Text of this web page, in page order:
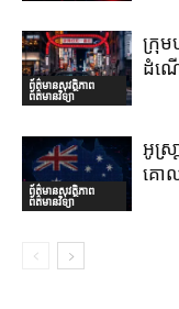
ព័ត៌មានសុវត្ថិភាព
ព័ត៌មានវិទ្យា
ក្រុម
ដំណើ
ព័ត៌មានសុវត្ថិភាព
ព័ត៌មានវិទ្យា
អូស្រ
គោល